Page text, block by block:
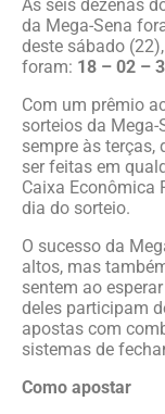
As seis dezenas
da Mega-Sena
deste sábado
foram: 18 – 02 –
Com um prêmio
sorteios da Mega-
sempre às terças,
ser feitas em
Caixa Econômica
dia do sorteio.
O sucesso da
altos, mas
sentem ao
deles participam
apostas com
sistemas de
Como apostar